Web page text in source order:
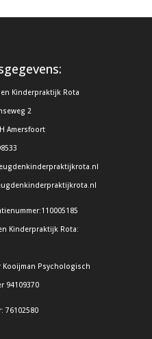
en Kinderpraktijk Rota
2
Amersfoort
Kinderpraktijk Rota:
Kooijman Psychologisch
94109370
76102580